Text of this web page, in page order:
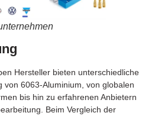
Hersteller bieten unterschiedliche
von 6063-Aluminium, von globalen
bis hin zu erfahrenen Anbietern
Beim Vergleich der